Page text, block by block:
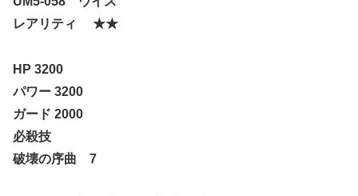
レアリティ
★★
HP 3200
パワー 3200
ガード 2000
必殺技
破壊の序曲 7